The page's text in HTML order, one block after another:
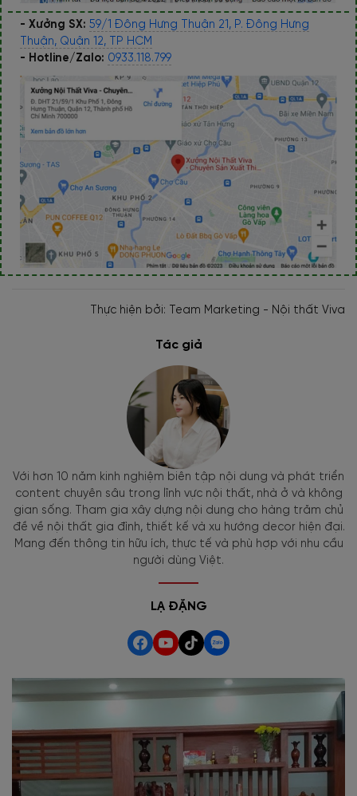
- Xưởng SX: 59/1 Đông Hưng Thuận 21, P. Đông Hưng
Thuận, Quận 12, TP HCM
- Hotline/Zalo: 0933.118.799
Thực hiện bởi: Team Marketing - Nội thất Viva
Tác giả
Với hơn 10 năm kinh nghiệm biên tập nội dung và phát triển
content chuyên sâu trong lĩnh vực nội thất, nhà ở và không
gian sống. Tham gia xây dựng nội dung cho hàng trăm chủ
đề về nội thất gia đình, thiết kế và xu hướng decor hiện đại.
Mang đến thông tin hữu ích, thực tế và phù hợp với nhu cầu
người dùng Việt.
LẠ ĐẶNG